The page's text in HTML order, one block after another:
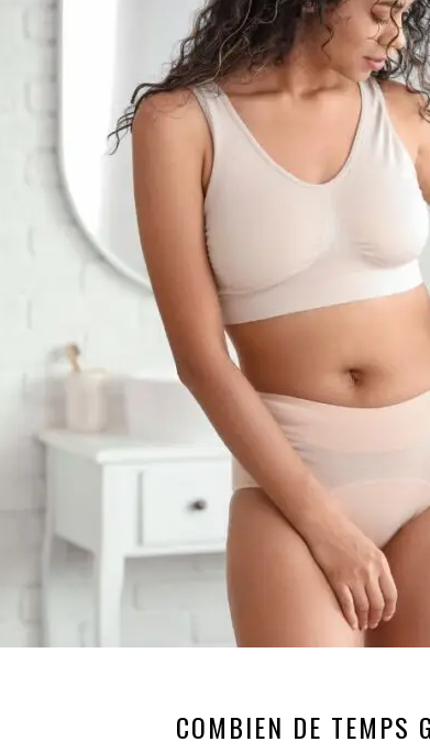
COMBIEN DE TEMPS